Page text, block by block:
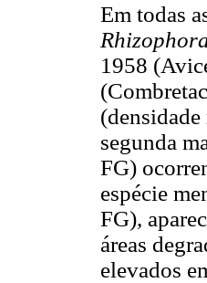
Em todas
1958
segunda
FG)
espécie
FG),
áreas
elevados